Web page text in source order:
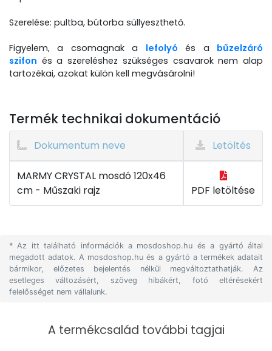
Szerelése: pultba, bútorba süllyeszthető.
Figyelem, a csomagnak a lefolyó és a bűzelzáró
szifon és a szereléshez szükséges csavarok nem alap
tartozékai, azokat külön kell megvásárolni!
Termék technikai dokumentáció
Dokumentum neve Letöltés
MARMY CRYSTAL mosdó 120x46
cm - Műszaki rajz
PDF letöltése
* Az itt található információk a mosdoshop.hu és a gyártó által
megadott adatok. A mosdoshop.hu és a gyártó a termékek adatait
bármikor, előzetes bejelentés nélkül megváltoztathatják. Az
esetleges változásért, szöveg hibákért, fotó eltérésekért
felelősséget nem vállalunk.
A termékcsalád további tagjai